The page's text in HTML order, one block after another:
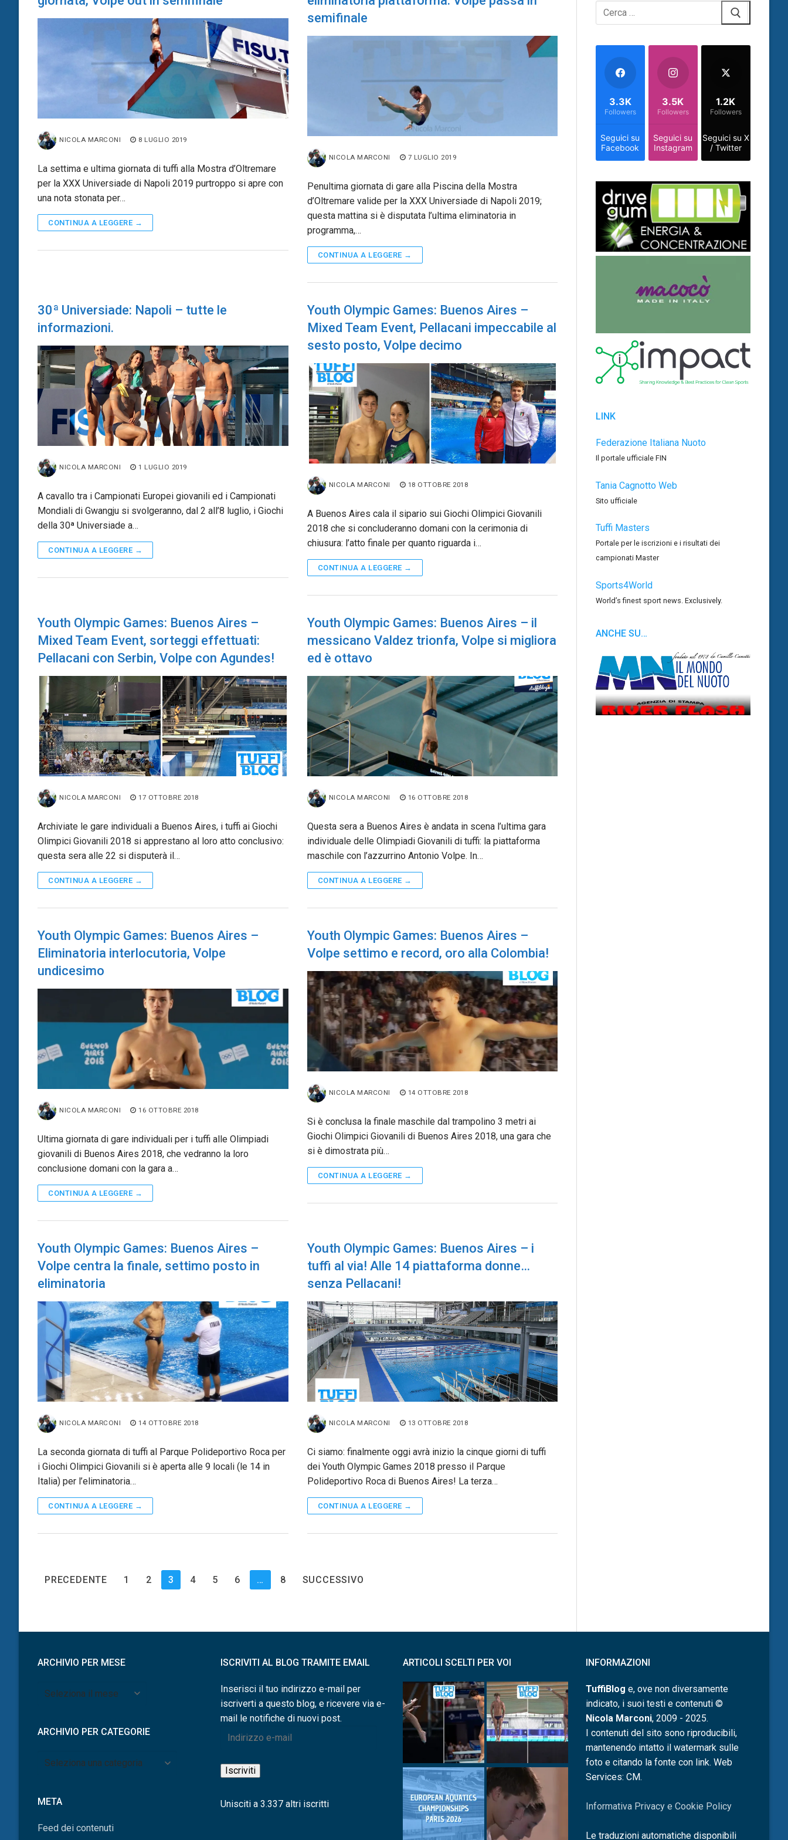
NICOLA MARCONI 8 LUGLIO 2019
La settima e ultima giornata di tuffi alla Mostra d’Oltremare
per la XXX Universiade di Napoli 2019 purtroppo si apre con
una nota stonata per…
CONTINUA A LEGGERE →
semifinale
NICOLA MARCONI 7 LUGLIO 2019
Penultima giornata di gare alla Piscina della Mostra
d’Oltremare valide per la XXX Universiade di Napoli 2019;
questa mattina si è disputata l’ultima eliminatoria in
programma,…
CONTINUA A LEGGERE →
30ª Universiade: Napoli – tutte le
informazioni.
NICOLA MARCONI 1 LUGLIO 2019
A cavallo tra i Campionati Europei giovanili ed i Campionati
Mondiali di Gwangju si svolgeranno, dal 2 all’8 luglio, i Giochi
della 30ª Universiade a…
CONTINUA A LEGGERE →
Youth Olympic Games: Buenos Aires –
Mixed Team Event, Pellacani impeccabile al
sesto posto, Volpe decimo
NICOLA MARCONI 18 OTTOBRE 2018
A Buenos Aires cala il sipario sui Giochi Olimpici Giovanili
2018 che si concluderanno domani con la cerimonia di
chiusura: l’atto finale per quanto riguarda i…
CONTINUA A LEGGERE →
Youth Olympic Games: Buenos Aires –
Mixed Team Event, sorteggi effettuati:
Pellacani con Serbin, Volpe con Agundes!
NICOLA MARCONI 17 OTTOBRE 2018
Archiviate le gare individuali a Buenos Aires, i tuffi ai Giochi
Olimpici Giovanili 2018 si apprestano al loro atto conclusivo:
questa sera alle 22 si disputerà il…
CONTINUA A LEGGERE →
Youth Olympic Games: Buenos Aires – il
messicano Valdez trionfa, Volpe si migliora
ed è ottavo
NICOLA MARCONI 16 OTTOBRE 2018
Questa sera a Buenos Aires è andata in scena l’ultima gara
individuale delle Olimpiadi Giovanili di tuffi: la piattaforma
maschile con l’azzurrino Antonio Volpe. In…
CONTINUA A LEGGERE →
Youth Olympic Games: Buenos Aires –
Eliminatoria interlocutoria, Volpe
undicesimo
NICOLA MARCONI 16 OTTOBRE 2018
Ultima giornata di gare individuali per i tuffi alle Olimpiadi
giovanili di Buenos Aires 2018, che vedranno la loro
conclusione domani con la gara a…
CONTINUA A LEGGERE →
Youth Olympic Games: Buenos Aires –
Volpe settimo e record, oro alla Colombia!
NICOLA MARCONI 14 OTTOBRE 2018
Si è conclusa la finale maschile dal trampolino 3 metri ai
Giochi Olimpici Giovanili di Buenos Aires 2018, una gara che
si è dimostrata più…
CONTINUA A LEGGERE →
Youth Olympic Games: Buenos Aires –
Volpe centra la finale, settimo posto in
eliminatoria
NICOLA MARCONI 14 OTTOBRE 2018
La seconda giornata di tuffi al Parque Polideportivo Roca per
i Giochi Olimpici Giovanili si è aperta alle 9 locali (le 14 in
Italia) per l’eliminatoria…
CONTINUA A LEGGERE →
Youth Olympic Games: Buenos Aires – i
tuffi al via! Alle 14 piattaforma donne…
senza Pellacani!
NICOLA MARCONI 13 OTTOBRE 2018
Ci siamo: finalmente oggi avrà inizio la cinque giorni di tuffi
dei Youth Olympic Games 2018 presso il Parque
Polideportivo Roca di Buenos Aires! La terza…
CONTINUA A LEGGERE →
Paginazione
PRECEDENTE 1 2 3 4 5 6 … 8 SUCCESSIVO
Cerca:
Seguici su
Facebook
3.3K
Followers
Seguici su
Instagram
3.5K
Followers
Seguici su X
/ Twitter
1.2K
Followers
LINK
Federazione Italiana Nuoto
Il portale ufficiale FIN
Tania Cagnotto Web
Sito ufficiale
Tuffi Masters
Portale per le iscrizioni e i risultati dei
campionati Master
Sports4World
World’s finest sport news. Exclusively.
ANCHE SU…
ARCHIVIO PER MESE
Archivio
ARCHIVIO PER CATEGORIE
Archivio
META
Feed dei contenuti
ISCRIVITI AL BLOG TRAMITE EMAIL
Inserisci il tuo indirizzo e-mail per
iscriverti a questo blog, e ricevere via e-
mail le notifiche di nuovi post.
Indirizzo
mail
Iscriviti
Unisciti a 3.337 altri iscritti
ARTICOLI SCELTI PER VOI INFORMAZIONI
TuffiBlog e, ove non diversamente
indicato, i suoi testi e contenuti ©
Nicola Marconi, 2009 - 2025.
I contenuti del sito sono riproducibili,
mantenendo intatto il watermark sulle
foto e citando la fonte con link. Web
Services: CM.
Informativa Privacy e Cookie Policy
Le traduzioni automatiche disponibili